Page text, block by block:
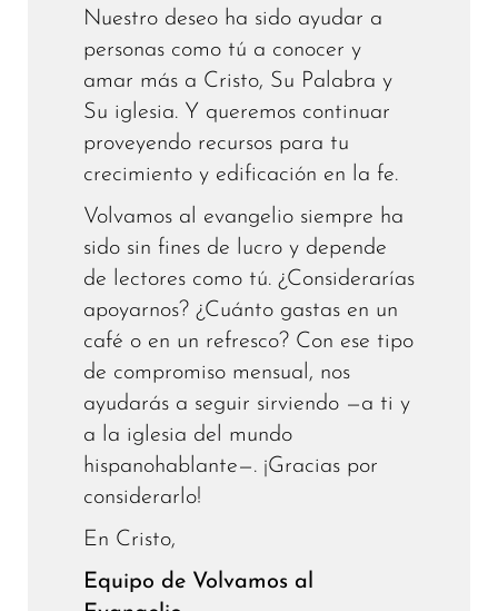
Nuestro deseo ha sido ayudar a
personas como tú a conocer y
amar más a Cristo, Su Palabra y
Su iglesia. Y queremos continuar
proveyendo recursos para tu
crecimiento y edificación en la fe.
Volvamos al evangelio siempre ha
sido sin fines de lucro y depende
de lectores como tú. ¿Considerarías
apoyarnos? ¿Cuánto gastas en un
café o en un refresco? Con ese tipo
de compromiso mensual, nos
ayudarás a seguir sirviendo —a ti y
a la iglesia del mundo
hispanohablante—. ¡Gracias por
considerarlo!
En Cristo,
Equipo de Volvamos al